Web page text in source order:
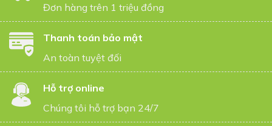
Đơn hàng trên 1 triệu đồng
Thanh toán bảo mật
An toàn tuyệt đối
Hỗ trợ online
Chúng tôi hỗ trợ bạn 24/7